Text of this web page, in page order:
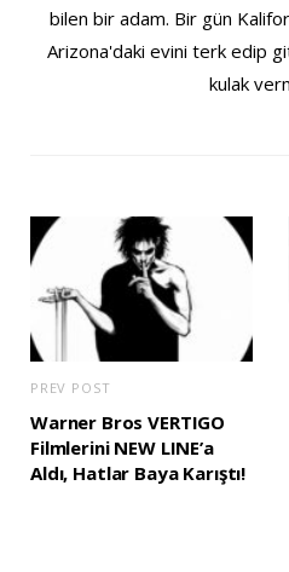
bilen bir adam. Bir gün
Arizona'daki evini terk edip
kulak
PREV POST
Warner Bros VERTIGO
Filmlerini NEW LINE’a
Aldı, Hatlar Baya Karıştı!